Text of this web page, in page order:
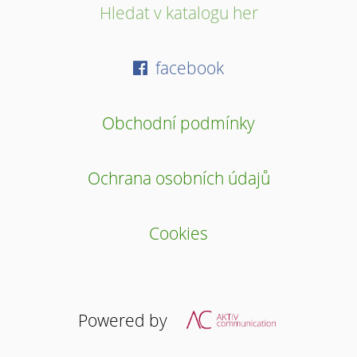
Hledat v katalogu her
facebook
Obchodní podmínky
Ochrana osobních údajů
Cookies
Powered by